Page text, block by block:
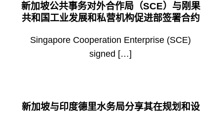
新加坡公共事务对外合作局（SCE）与刚果
共和国工业发展和私营机构促进部签署合约
Singapore Cooperation Enterprise (SCE)
signed […]
新加坡与印度德里水务局分享其在规划和设